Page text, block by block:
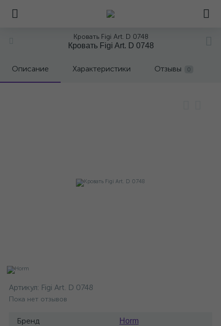
Кровать Figi Art. D 0748
Кровать Figi Art. D 0748
Описание Характеристики Отзывы 0
Артикул: Figi Art. D 0748
Пока нет отзывов
Бренд Horm